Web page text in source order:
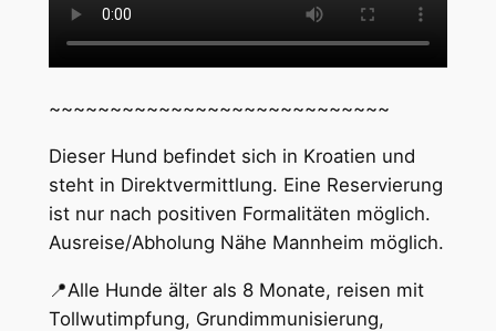
~~~~~~~~~~~~~~~~~~~~~~~~~~~~
Dieser Hund befindet sich in Kroatien und
steht in Direktvermittlung. Eine Reservierung
ist nur nach positiven Formalitäten möglich.
Ausreise/Abholung Nähe Mannheim möglich.
📍Alle Hunde älter als 8 Monate, reisen mit
Tollwutimpfung, Grundimmunisierung,